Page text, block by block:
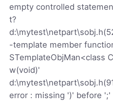
empty controlled
t?
-template member
STemplateObjMan<class
w(void)'
error : missing ')' before ';'